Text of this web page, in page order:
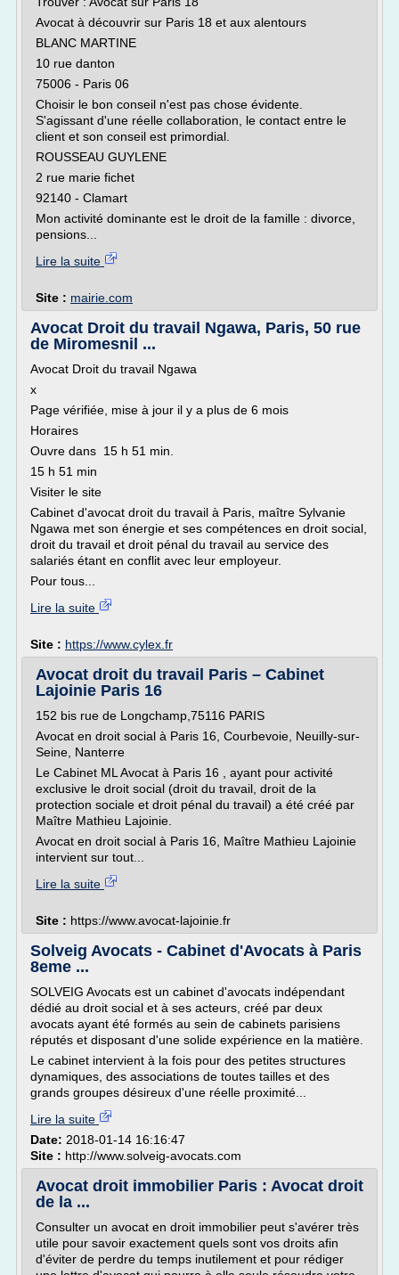
Avocat à découvrir sur Paris 18 et aux alentours
BLANC MARTINE
10 rue danton
75006 - Paris 06
Choisir le bon conseil n'est pas chose évidente.
S'agissant d'une réelle collaboration, le contact entre le
client et son conseil est primordial.
ROUSSEAU GUYLENE
2 rue marie fichet
92140 - Clamart
Mon activité dominante est le droit de la famille : divorce,
pensions...
Lire la suite
Site : mairie.com
Avocat Droit du travail Ngawa, Paris, 50 rue
de Miromesnil ...
Avocat Droit du travail Ngawa
x
Page vérifiée, mise à jour il y a plus de 6 mois
Horaires
Ouvre dans 15 h 51 min.
15 h 51 min
Visiter le site
Cabinet d'avocat droit du travail à Paris, maître Sylvanie
Ngawa met son énergie et ses compétences en droit social,
droit du travail et droit pénal du travail au service des
salariés étant en conflit avec leur employeur.
Pour tous...
Lire la suite
Site : https://www.cylex.fr
Avocat droit du travail Paris – Cabinet
Lajoinie Paris 16
152 bis rue de Longchamp,75116 PARIS
Avocat en droit social à Paris 16, Courbevoie, Neuilly-sur-
Seine, Nanterre
Le Cabinet ML Avocat à Paris 16 , ayant pour activité
exclusive le droit social (droit du travail, droit de la
protection sociale et droit pénal du travail) a été créé par
Maître Mathieu Lajoinie.
Avocat en droit social à Paris 16, Maître Mathieu Lajoinie
intervient sur tout...
Lire la suite
Site : https://www.avocat-lajoinie.fr
Solveig Avocats - Cabinet d'Avocats à Paris
8eme ...
SOLVEIG Avocats est un cabinet d'avocats indépendant
dédié au droit social et à ses acteurs, créé par deux
avocats ayant été formés au sein de cabinets parisiens
réputés et disposant d'une solide expérience en la matière.
Le cabinet intervient à la fois pour des petites structures
dynamiques, des associations de toutes tailles et des
grands groupes désireux d'une réelle proximité...
Lire la suite
Date: 2018-01-14 16:16:47
Site : http://www.solveig-avocats.com
Avocat droit immobilier Paris : Avocat droit
de la ...
Consulter un avocat en droit immobilier peut s'avérer très
utile pour savoir exactement quels sont vos droits afin
d'éviter de perdre du temps inutilement et pour rédiger